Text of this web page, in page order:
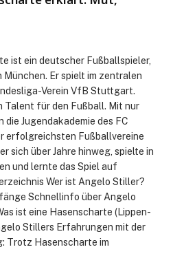
ist ein deutscher Fußballspieler,
München. Er spielt im zentralen
Verein VfB Stuttgart.
Talent für den Fußball. Mit nur
die Jugendakademie des FC
erfolgreichsten Fußballvereine
sich über Jahre hinweg, spielte in
und lernte das Spiel auf
Wer ist Angelo Stiller?
Schnellinfo über Angelo
ist eine Hasenscharte (Lippen-
Stillers Erfahrungen mit der
Trotz Hasenscharte im